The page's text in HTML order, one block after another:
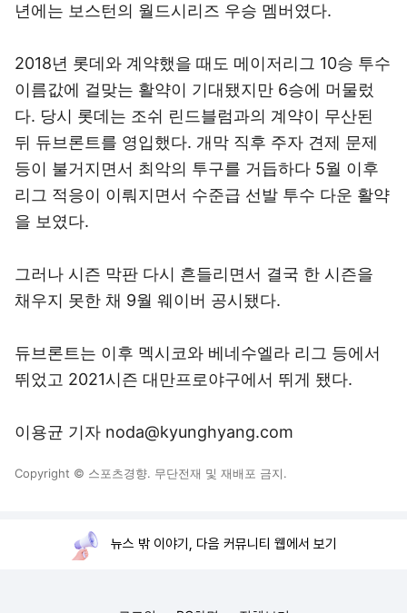
년에는 보스턴의 월드시리즈 우승 멤버였다.
2018년 롯데와 계약했을 때도 메이저리그 10승 투수
이름값에 걸맞는 활약이 기대됐지만 6승에 머물렀
다. 당시 롯데는 조쉬 린드블럼과의 계약이 무산된
뒤 듀브론트를 영입했다. 개막 직후 주자 견제 문제
등이 불거지면서 최악의 투구를 거듭하다 5월 이후
리그 적응이 이뤄지면서 수준급 선발 투수 다운 활약
을 보였다.
그러나 시즌 막판 다시 흔들리면서 결국 한 시즌을
채우지 못한 채 9월 웨이버 공시됐다.
듀브론트는 이후 멕시코와 베네수엘라 리그 등에서
뛰었고 2021시즌 대만프로야구에서 뛰게 됐다.
이용균 기자 noda@kyunghyang.com
Copyright © 스포츠경향. 무단전재 및 재배포 금지.
뉴스 밖 이야기, 다음 커뮤니티 웹에서 보기